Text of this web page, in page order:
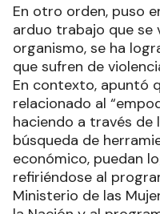
En otro orden, puso
arduo trabajo que se
organismo, se ha
que sufren de
En contexto, apuntó
relacionado al
haciendo a través de
búsqueda de
económico, puedan
refiriéndose al
Ministerio de las